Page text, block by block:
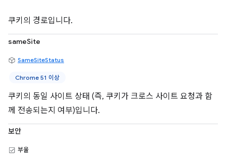
쿠키의 경로입니다.
sameSite
SameSiteStatus
Chrome 51 이상
쿠키의 동일 사이트 상태 (즉, 쿠키가 크로스 사이트 요청과 함
께 전송되는지 여부)입니다.
보안
부울